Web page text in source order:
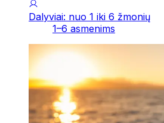
Dalyviai: nuo 1 iki 6 žmonių
1–6 asmenims